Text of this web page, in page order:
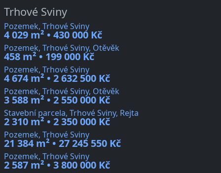
Trhové Sviny
Pozemek, Trhové Sviny
4 029 m² • 430 000 Kč
Pozemek, Trhové Sviny, Otěvěk
458 m² • 199 000 Kč
Pozemek, Trhové Sviny
4 674 m² • 2 632 500 Kč
Pozemek, Trhové Sviny, Otěvěk
3 588 m² • 2 550 000 Kč
Stavební parcela, Trhové Sviny, Rejta
2 310 m² • 2 350 000 Kč
Pozemek, Trhové Sviny
21 384 m² • 27 245 550 Kč
Pozemek, Trhové Sviny
2 587 m² • 3 800 000 Kč